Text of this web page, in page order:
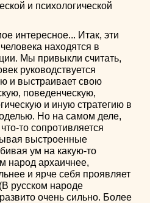
и психологической
интересное... Итак, эти
находятся в
Мы привыкли считать,
руководствуется
и выстраивает свою
поведенческую,
и иную стратегию в
Но на самом деле,
то сопротивляется
выстроенные
ум на какую-то
народ архаичнее,
и ярче себя проявляет
русском народе
очень сильно. Более